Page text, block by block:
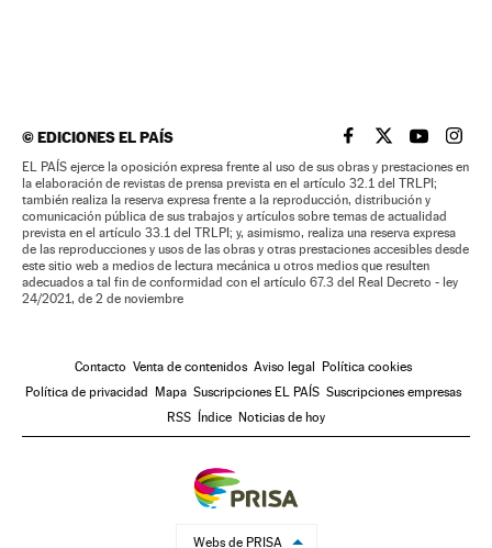
©EDICIONES EL PAÍS EL PAÍS BRASIL EN
EL PAÍSEL PAÍS
EL
EL PAÍS ejerce la oposición expresa frente al uso de sus obras y prestaciones en
la elaboración de revistas de prensa prevista en el artículo 32.1 del TRLPI;
también realiza la reserva expresa frente a la reproducción, distribución y
comunicación pública de sus trabajos y artículos sobre temas de actualidad
prevista en el artículo 33.1 del TRLPI; y, asimismo, realiza una reserva expresa
de las reproducciones y usos de las obras y otras prestaciones accesibles desde
este sitio web a medios de lectura mecánica u otros medios que resulten
adecuados a tal fin de conformidad con el artículo 67.3 del Real Decreto - ley
24/2021, de 2 de noviembre
Contacto Venta de contenidos Aviso legal Política cookies
Política de privacidad Mapa Suscripciones EL PAÍS Suscripciones empresas
RSS Índice Noticias de hoy
Webs de PRISA